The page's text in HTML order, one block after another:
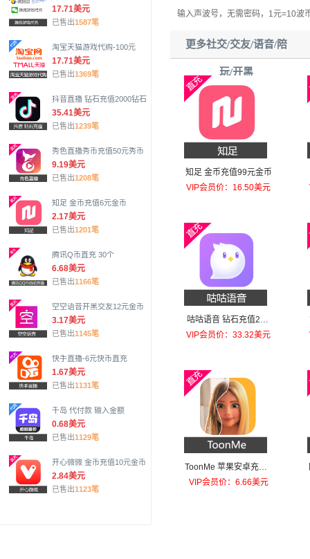
17.71美元
已售出1587笔
淘宝天猫游戏代购-100元
17.71美元
已售出1369笔
抖音直播 钻石充值2000钻石
35.41美元
已售出1239笔
秀色直播秀币充值50元秀币
9.19美元
已售出1208笔
知足 金币充值6元金币
2.17美元
已售出1201笔
腾讯Q币直充 30个
6.68美元
已售出1166笔
空空语音开黑交友12元金币
3.17美元
已售出1145笔
快手直播-6元快币直充
1.67美元
已售出1131笔
千岛 代付款 输入金额
0.68美元
已售出1129笔
开心微微 金币充值10元金币
2.84美元
已售出1123笔
输入声波号，无需密码，1元=10波
更多社交/交友/语音/陪
玩/开黑
知足 金币充值99元金币
VIP会员价：16.50美元
咕咕语音 钻石充值200
元钻石
VIP会员价：33.32美元
ToonMe 苹果安卓充值T
oonMe PRO
VIP会员价：6.66美元